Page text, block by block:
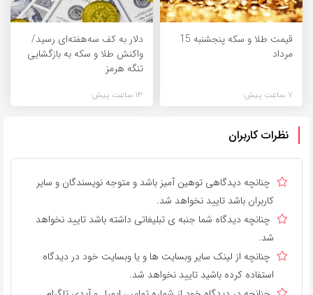
قیمت طلا و سکه پنجشنبه 15
مرداد
7 ساعت پیش
دلار به کف سه‌هفته‌ای رسید/
واکنش طلا و سکه به بازگشایی
تنگه هرمز
13 ساعت پیش
نظرات کاربران
چنانچه دیدگاهی توهین آمیز باشد و متوجه نویسندگان و سایر
کاربران باشد تایید نخواهد شد.
چنانچه دیدگاه شما جنبه ی تبلیغاتی داشته باشد تایید نخواهد
شد.
چنانچه از لینک سایر وبسایت ها و یا وبسایت خود در دیدگاه
استفاده کرده باشید تایید نخواهد شد.